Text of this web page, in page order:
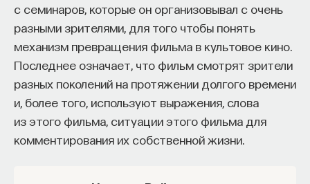
с семинаров, которые он организовывал с очень
разными зрителями, для того чтобы понять
механизм превращения фильма в культовое кино.
Последнее означает, что фильм смотрят зрители
разных поколений на протяжении долгого времени
и, более того, используют выражения, слова
из этого фильма, ситуации этого фильма для
комментирования их собственной жизни.